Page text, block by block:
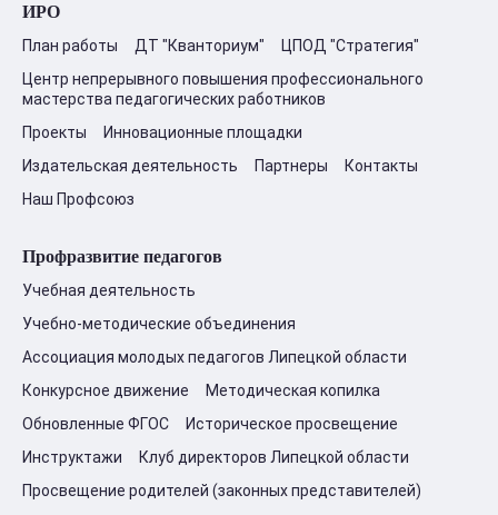
ИРО
План работы ДТ "Кванториум"
ЦПОД "Стратегия"
Центр непрерывного повышения профессионального
мастерства педагогических работников
Проекты
Инновационные площадки
Издательская деятельность
Партнеры
Контакты
Наш Профсоюз
Профразвитие педагогов
Учебная деятельность
Учебно-методические объединения
Ассоциация молодых педагогов Липецкой области
Конкурсное движение
Методическая копилка
Обновленные ФГОС
Историческое просвещение
Инструктажи
Клуб директоров Липецкой области
Просвещение родителей (законных представителей)